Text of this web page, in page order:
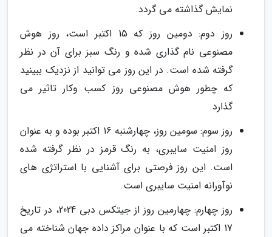
نمایش گذاشته می گردد.
روز دوم: دومین روز که 15 اکتبر است، روز هوش
مصنوعی نام گذاری شده و رنگ سبز برای آن در نظر
گرفته شده است. در این روز می توانید از نزدیک ببینید
که چطور هوش مصنوعی روز کسب وکار تاثیر می
گذارد.
روز سوم: سومین روز، چهارشنبه 16 اکتبر بوده و به عنوان
روز امنیت سایبری، به رنگ قرمز در نظر گرفته شده
است. این روز فرصتی برای آشنایی با استراتژی های
نوآورانه امنیت سایبری است.
روز چهارم: چهارمین روز از جیتکس دبی 2024، در تاریخ
17 اکتبر است که با عنوان مراکز داده جهان شناخته می